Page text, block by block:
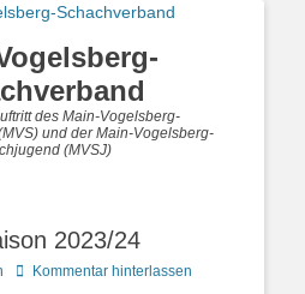
des Main-Vogelsberg-
und der Main-Vogelsberg-
(MVSJ)
2023/24
Kommentar hinterlassen